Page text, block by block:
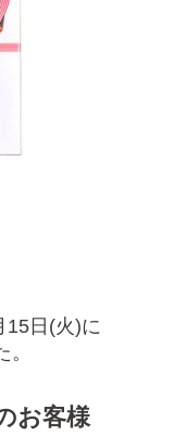
15日(火)に
お客様